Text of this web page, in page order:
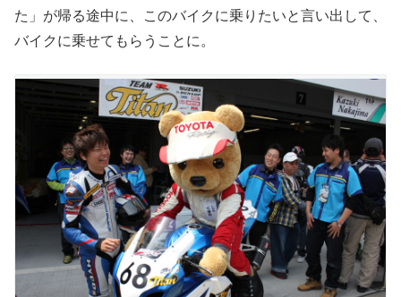
た」が帰る途中に、このバイクに乗りたいと言い出して、
バイクに乗せてもらうことに。